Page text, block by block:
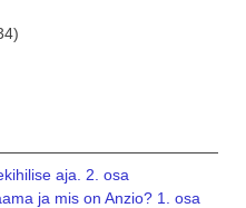
aja. 2. osa
ja mis on Anzio? 1. osa